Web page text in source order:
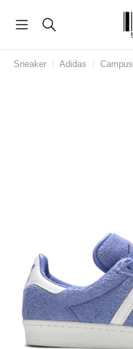
Sneaker / Adidas / Campus